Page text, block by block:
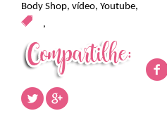
Body Shop, vídeo, Youtube,
,